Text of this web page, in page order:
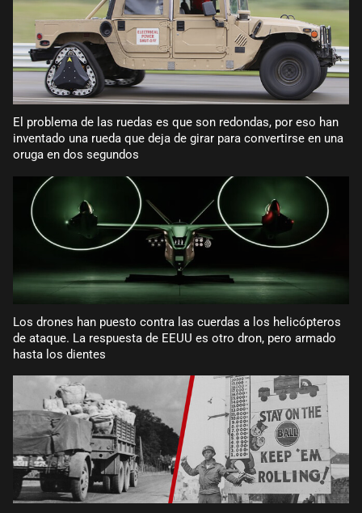
El problema de las ruedas es que son redondas, por eso han
inventado una rueda que deja de girar para convertirse en una
oruga en dos segundos
Los drones han puesto contra las cuerdas a los helicópteros
de ataque. La respuesta de EEUU es otro dron, pero armado
hasta los dientes